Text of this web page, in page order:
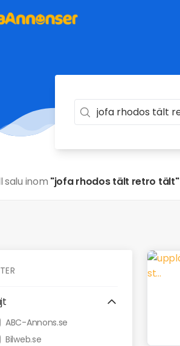
salu inom "jofa rhodos tält retro tält"
ABC-Annons.se
Bilweb.se